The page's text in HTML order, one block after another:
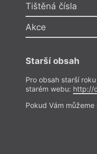
Tištěná čísla
Akce
Starší obsah
Pro obsah starší
starém webu: http://
Pokud Vám